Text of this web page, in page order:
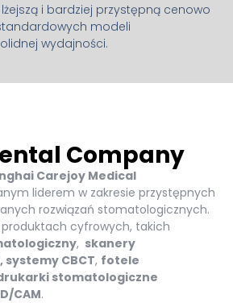
i bardziej przystępną cenowo
modeli
wydajności.
Company
Carejoy Medical
liderem w zakresie przystępnych
rozwiązań stomatologicznych.
cyfrowych, takich
, skanery
CBCT, fotele
stomatologiczne
CAM.